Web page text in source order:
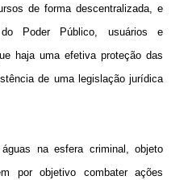
de forma descentralizada, e
Poder Público, usuários e
haja uma efetiva proteção das
de uma legislação jurídica
na esfera criminal, objeto
por objetivo combater ações